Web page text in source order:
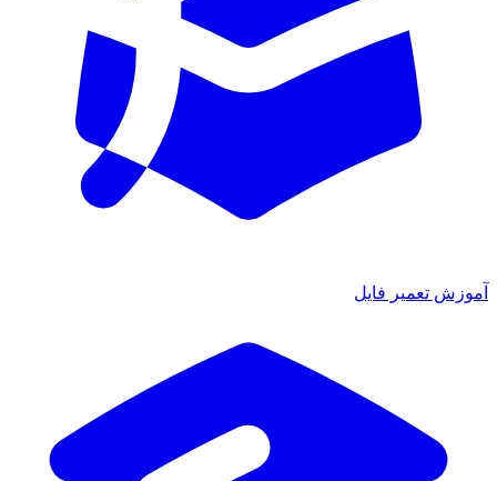
آموزش تعمیر فایل